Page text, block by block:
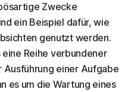
Zwecke
ein Beispiel dafür, wie
genutzt werden.
Reihe verbundener
Ausführung einer Aufgabe
es um die Wartung eines